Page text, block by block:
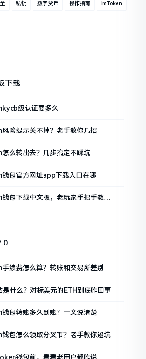
私钥 数字货币 操作指南 ImToken
下载
级认证要多久
险提示关不掉？老手教你几招
么转出去？几步搞定不踩坑
包官方网址app下载入口在哪
包下载中文版，老玩家手把手教你
续费怎么算？转账和交易所差别大
是什么？对标美元的ETH到底咋回事
包转账多久到账？一文说清楚
包怎么领取分叉币？老手教你避坑
钱包前，看看老用户都咋说